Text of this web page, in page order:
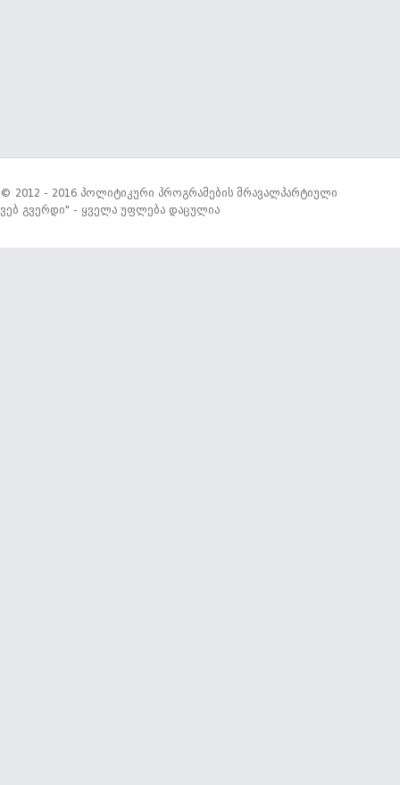
© 2012 - 2016 პოლიტიკური პროგრამების მრავალპარტიული
ვებ გვერდი" - ყველა უფლება დაცულია